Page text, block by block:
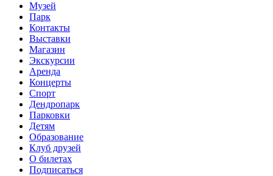
Музей
Парк
Контакты
Выставки
Магазин
Экскурсии
Аренда
Концерты
Спорт
Дендропарк
Парковки
Детям
Образование
Клуб друзей
О билетах
Подписаться